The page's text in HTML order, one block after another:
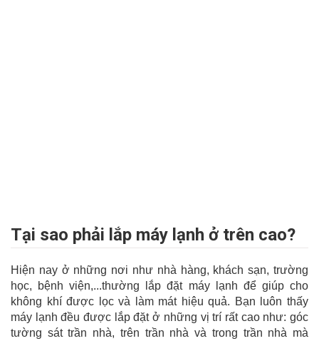
Tại sao phải lắp máy lạnh ở trên cao?
Hiện nay ở những nơi như nhà hàng, khách sạn, trường
học, bệnh viện,...thường lắp đặt máy lạnh để giúp cho
không khí được lọc và làm mát hiệu quả. Bạn luôn thấy
máy lạnh đều được lắp đặt ở những vị trí rất cao như: góc
tường sát trần nhà, trên trần nhà và trong trần nhà mà